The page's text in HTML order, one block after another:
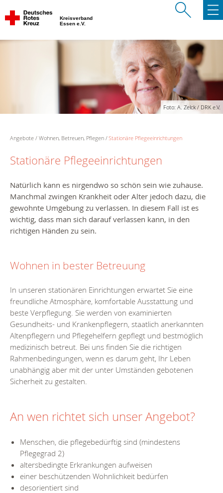
Kreisverband
Essen e.V.
Foto: A. Zelck / DRK e.V.
Angebote Wohnen, Betreuen, Pflegen Stationäre Pflegeeinrichtungen
Stationäre Pflegeeinrichtungen
Natürlich kann es nirgendwo so schön sein wie zuhause.
Manchmal zwingen Krankheit oder Alter jedoch dazu, die
gewohnte Umgebung zu verlassen. In diesem Fall ist es
wichtig, dass man sich darauf verlassen kann, in den
richtigen Händen zu sein.
Wohnen in bester Betreuung
In unseren stationären Einrichtungen erwartet Sie eine
freundliche Atmosphäre, komfortable Ausstattung und
beste Verpflegung. Sie werden von examinierten
Gesundheits- und Krankenpflegern, staatlich anerkannten
Altenpflegern und Pflegehelfern gepflegt und bestmöglich
medizinisch betreut. Bei uns finden Sie die richtigen
Rahmenbedingungen, wenn es darum geht, Ihr Leben
unabhängig aber mit der unter Umständen gebotenen
Sicherheit zu gestalten.
An wen richtet sich unser Angebot?
Menschen, die pflegebedürftig sind (mindestens
Pflegegrad 2)
altersbedingte Erkrankungen aufweisen
einer beschützenden Wohnlichkeit bedürfen
desorientiert sind